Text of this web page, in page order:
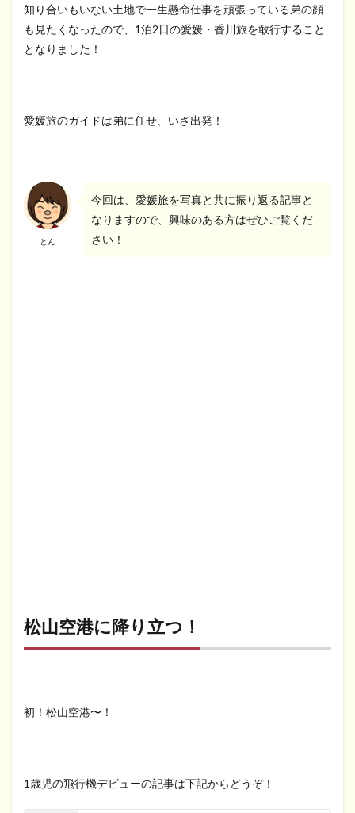
知り合いもいない土地で一生懸命仕事を頑張っている弟の顔
も見たくなったので、1泊2日の愛媛・香川旅を敢行すること
となりました！
愛媛旅のガイドは弟に任せ、いざ出発！
とん
今回は、愛媛旅を写真と共に振り返る記事と
なりますので、興味のある方はぜひご覧くだ
さい！
松山空港に降り立つ！
初！松山空港〜！
1歳児の飛行機デビューの記事は下記からどうぞ！